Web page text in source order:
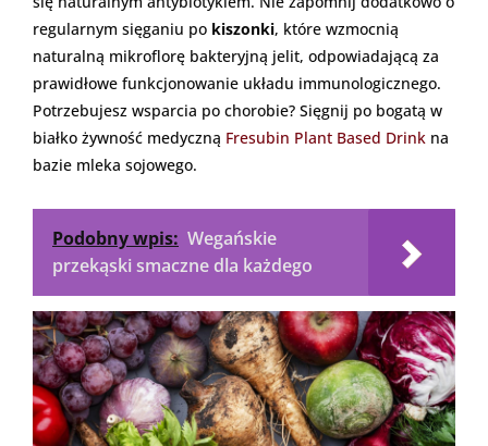
regularnym sięganiu po kiszonki, które wzmocnią
naturalną mikroflorę bakteryjną jelit, odpowiadającą za
prawidłowe funkcjonowanie układu immunologicznego.
Potrzebujesz wsparcia po chorobie? Sięgnij po bogatą w
białko żywność medyczną Fresubin Plant Based Drink na
bazie mleka sojowego.
Podobny wpis: Wegańskie
przekąski smaczne dla każdego